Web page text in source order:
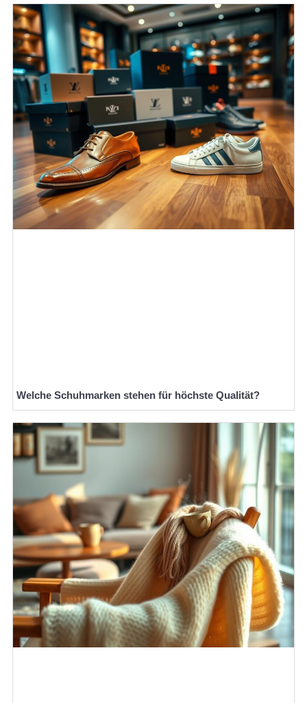
Welche Schuhmarken stehen für höchste Qualität?